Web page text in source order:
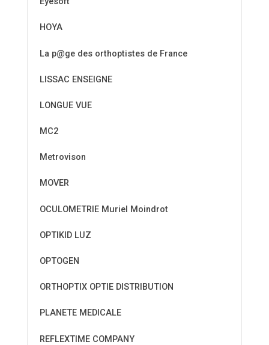
HOYA
La p@ge des orthoptistes de France
LISSAC ENSEIGNE
LONGUE VUE
MC2
Metrovison
MOVER
OCULOMETRIE Muriel Moindrot
OPTIKID LUZ
OPTOGEN
ORTHOPTIX OPTIE DISTRIBUTION
PLANETE MEDICALE
REFLEXTIME COMPANY